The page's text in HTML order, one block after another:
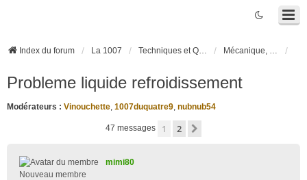
Index du forum La 1007 Techniques et Questions Mécanique, liaison au sol et pneumatiques
Probleme liquide refroidissement
Modérateurs : Vinouchette, 1007duquatre9, nubnub54
47 messages 1 2
mimi80
Nouveau membre